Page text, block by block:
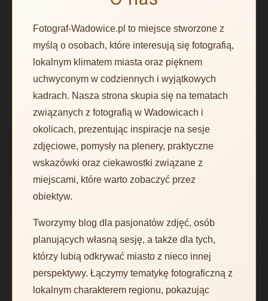
Fotograf-Wadowice.pl to miejsce stworzone z
myślą o osobach, które interesują się fotografią,
lokalnym klimatem miasta oraz pięknem
uchwyconym w codziennych i wyjątkowych
kadrach. Nasza strona skupia się na tematach
związanych z fotografią w Wadowicach i
okolicach, prezentując inspiracje na sesje
zdjęciowe, pomysły na plenery, praktyczne
wskazówki oraz ciekawostki związane z
miejscami, które warto zobaczyć przez
obiektyw.
Tworzymy blog dla pasjonatów zdjęć, osób
planujących własną sesję, a także dla tych,
którzy lubią odkrywać miasto z nieco innej
perspektywy. Łączymy tematykę fotograficzną z
lokalnym charakterem regionu, pokazując